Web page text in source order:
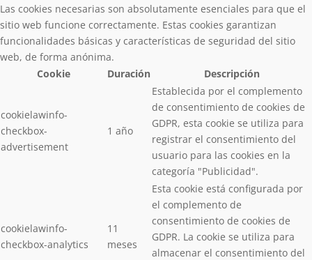
Las cookies necesarias son absolutamente esenciales para que el
sitio web funcione correctamente. Estas cookies garantizan
funcionalidades básicas y características de seguridad del sitio
web, de forma anónima.
Cookie
Duración Descripción
cookielawinfo-
checkbox-
advertisement
1 año
Establecida por el complemento
de consentimiento de cookies de
GDPR, esta cookie se utiliza para
registrar el consentimiento del
usuario para las cookies en la
categoría "Publicidad".
cookielawinfo-
checkbox-analytics
11
meses
Esta cookie está configurada por
el complemento de
consentimiento de cookies de
GDPR. La cookie se utiliza para
almacenar el consentimiento del